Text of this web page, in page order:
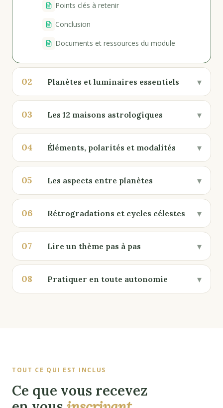
Points clés à retenir
Conclusion
Documents et ressources du module
02 Planètes et luminaires essentiels ▾
03 Les 12 maisons astrologiques ▾
04 Éléments, polarités et modalités ▾
05 Les aspects entre planètes ▾
06 Rétrogradations et cycles célestes ▾
07 Lire un thème pas à pas ▾
08 Pratiquer en toute autonomie ▾
TOUT CE QUI EST INCLUS
Ce que vous recevez